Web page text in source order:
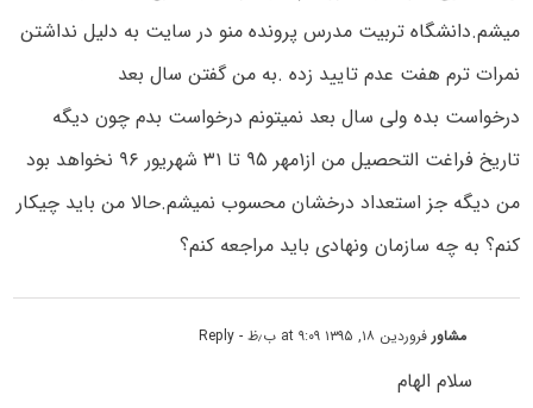
میشم.دانشگاه تربیت مدرس پرونده منو در سایت به دلیل نداشتن
نمرات ترم هفت عدم تایید زده .به من گفتن سال بعد
درخواست بده ولی سال بعد نمیتونم درخواست بدم چون دیگه
تاریخ فراغت التحصیل من از۱مهر ۹۵ تا ۳۱ شهریور ۹۶ نخواهد بود
من دیگه جز استعداد درخشان محسوب نمیشم.حالا من باید چیکار
کنم؟ به چه سازمان ونهادی باید مراجعه کنم؟
مشاورفروردین ۱۸, ۱۳۹۵ at ۹:۰۹ ب٫ظ - Reply
سلام الهام